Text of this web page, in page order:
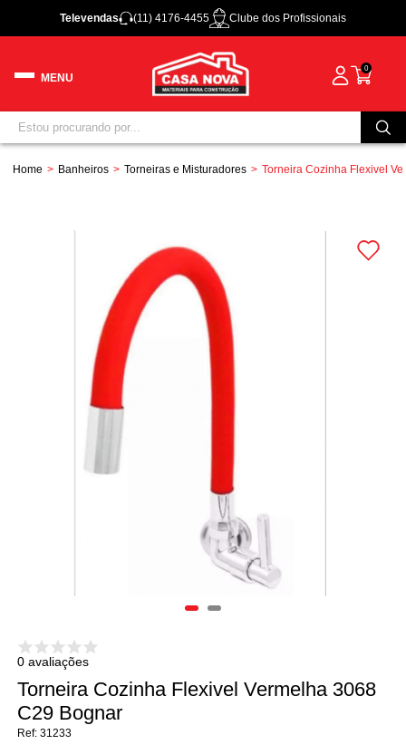
Televendas (11) 4176-4455 Clube dos Profissionais
0
Home Banheiros Torneiras e Misturadores Torneira Cozinha Flexivel
0 avaliações
Torneira Cozinha Flexivel Vermelha 3068
C29 Bognar
31233